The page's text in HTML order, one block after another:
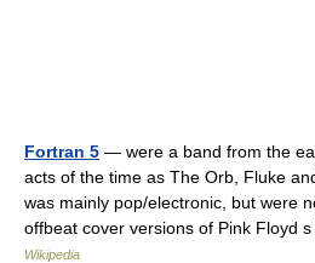
Fortran 5 — were a band from the
acts of the time as The Orb, Fluke
was mainly pop/electronic, but were
offbeat cover versions of Pink Floyd
Wikipedia